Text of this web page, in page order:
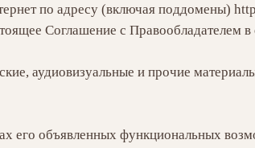
по адресу (включая поддомены)
Соглашение с Правообладателем в
аудиовизуальные и прочие
его объявленных функциональных